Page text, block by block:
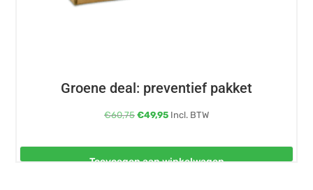
Groene deal: preventief pakket
€60,75 Oorspronkelijke
was:
€49,95Huidige
is:
Incl. BTW
Toevoegen aan winkelwagen